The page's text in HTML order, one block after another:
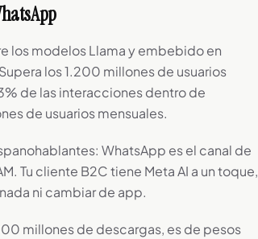
los modelos Llama y embebido en
los 1.200 millones de usuarios
de las interacciones dentro de
de usuarios mensuales.
WhatsApp es el canal de
Tu cliente B2C tiene Meta AI a un toque,
ni cambiar de app.
millones de descargas, es de pesos